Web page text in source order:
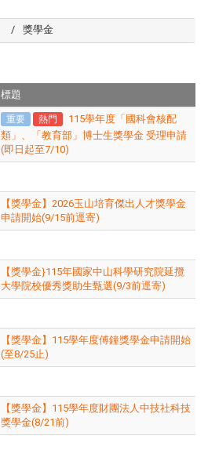
獎學金
標題
重要 熱門
115學年度「國科會核配
類」、「教育部」博士生獎學金 受理申請
(即日起至7/10)
【獎學金】2026玉山培育傑出人才獎學金
申請開始(9/15前逕寄)
【獎學金}115年國家中山科學研究院延攬
大學院校優秀獎助生甄選(9/3前逕寄)
【獎學金】115學年度傅鐘獎學金申請開始
(至8/25止)
【獎學金】115學年度財團法人中技社科技
獎學金(8/21前)